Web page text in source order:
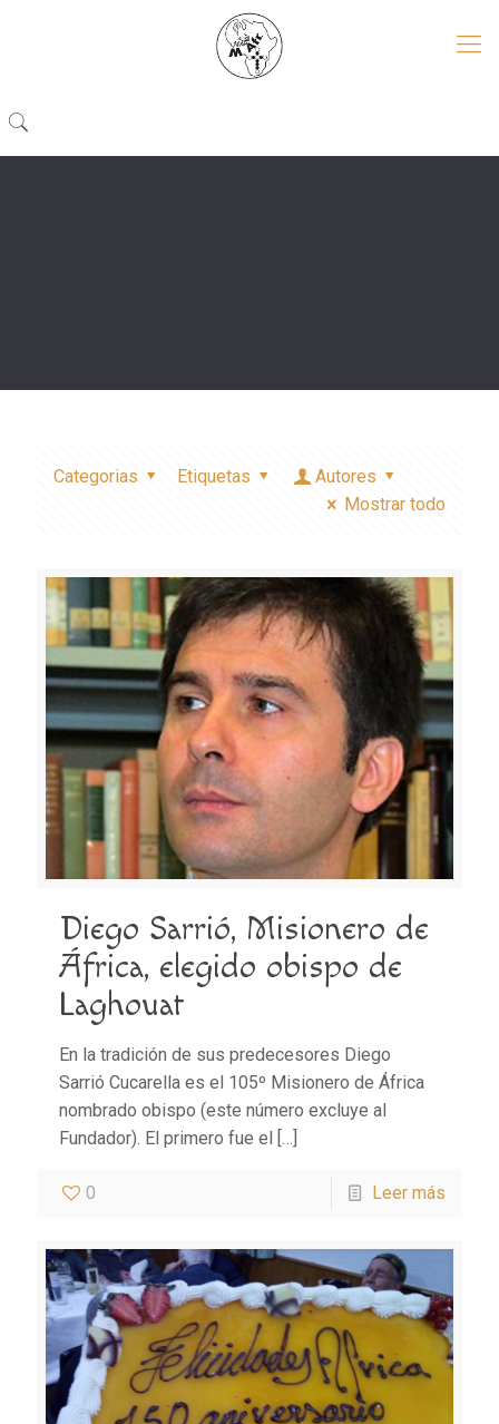
Categorias Etiquetas
Autores
Mostrar todo
Diego Sarrió, Misionero de
África, elegido obispo de
Laghouat
En la tradición de sus predecesores Diego
Sarrió Cucarella es el 105º Misionero de África
nombrado obispo (este número excluye al
Fundador). El primero fue el […]
0 Leer más